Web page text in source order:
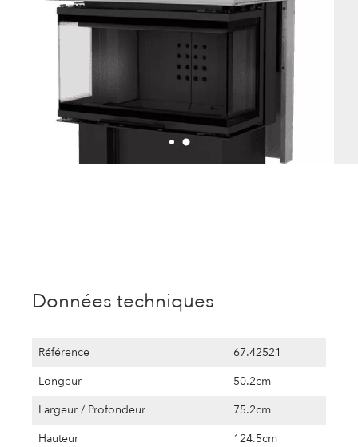
Données techniques
Référence
67.42521
Longeur
50.2cm
Largeur / Profondeur
75.2cm
Hauteur
124.5cm